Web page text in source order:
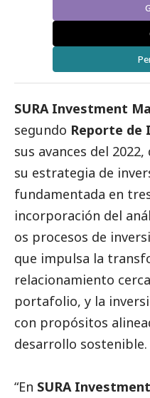
SURA Investment
segundo Reporte de
sus avances del
su estrategia de
fundamentada en
incorporación del
os procesos de
que impulsa la
relacionamiento
portafolio, y la
con propósitos
desarrollo sostenible.
“En SURA